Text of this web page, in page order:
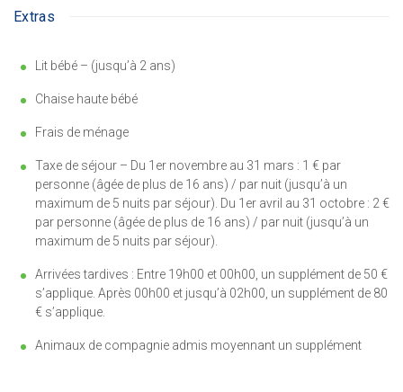
Extras
Lit bébé – (jusqu’à 2 ans)
Chaise haute bébé
Frais de ménage
Taxe de séjour – Du 1er novembre au 31 mars : 1 € par
personne (âgée de plus de 16 ans) / par nuit (jusqu’à un
maximum de 5 nuits par séjour). Du 1er avril au 31 octobre : 2 €
par personne (âgée de plus de 16 ans) / par nuit (jusqu’à un
maximum de 5 nuits par séjour).
Arrivées tardives : Entre 19h00 et 00h00, un supplément de 50 €
s’applique. Après 00h00 et jusqu’à 02h00, un supplément de 80
€ s’applique.
Animaux de compagnie admis moyennant un supplément